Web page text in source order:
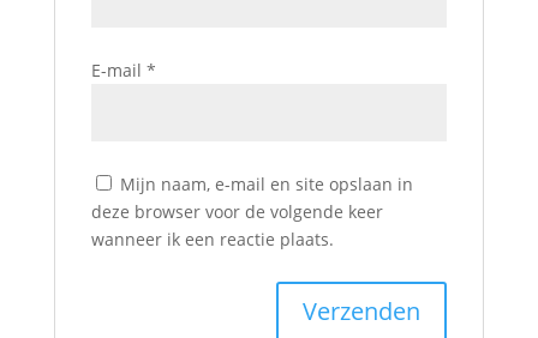
E-mail *
Mijn naam, e-mail en site opslaan in
deze browser voor de volgende keer
wanneer ik een reactie plaats.